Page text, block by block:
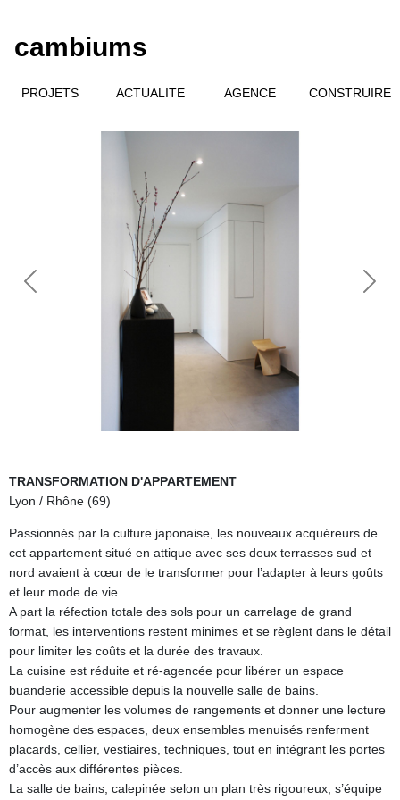
cambiums
PROJETS ACTUALITE AGENCE CONSTRUIRE
Previous Next
TRANSFORMATION D'APPARTEMENT
Lyon / Rhône (69)
Passionnés par la culture japonaise, les nouveaux acquéreurs de
cet appartement situé en attique avec ses deux terrasses sud et
nord avaient à cœur de le transformer pour l’adapter à leurs goûts
et leur mode de vie.
A part la réfection totale des sols pour un carrelage de grand
format, les interventions restent minimes et se règlent dans le détail
pour limiter les coûts et la durée des travaux.
La cuisine est réduite et ré-agencée pour libérer un espace
buanderie accessible depuis la nouvelle salle de bains.
Pour augmenter les volumes de rangements et donner une lecture
homogène des espaces, deux ensembles menuisés renferment
placards, cellier, vestiaires, techniques, tout en intégrant les portes
d’accès aux différentes pièces.
La salle de bains, calepinée selon un plan très rigoureux, s’équipe